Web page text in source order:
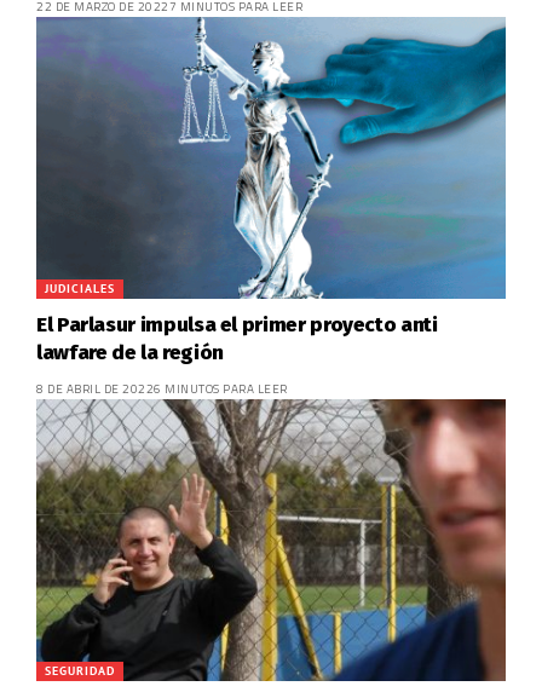
22 DE MARZO DE 20227 MINUTOS PARA LEER
JUDICIALES
El Parlasur impulsa el primer proyecto anti
lawfare de la región
8 DE ABRIL DE 20226 MINUTOS PARA LEER
SEGURIDAD